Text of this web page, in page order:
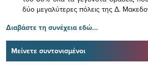
δύο μεγαλύτερες πόλεις της Δ.
Διαβάστε τη συνέχεια εδώ...
Μείνετε συντονισμένοι